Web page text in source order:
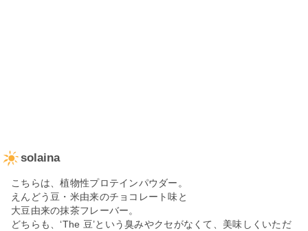
solaina
こちらは、植物性プロテインパウダー。
えんどう豆・米由来のチョコレート味と
大豆由来の抹茶フレーバー。
どちらも、‘The 豆’という臭みやクセがなくて、美味しくいただ